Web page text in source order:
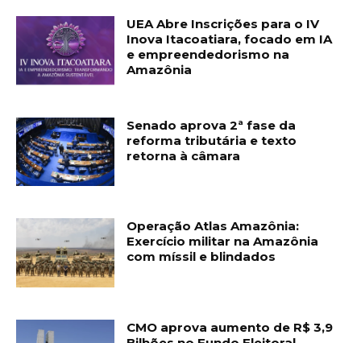
UEA Abre Inscrições para o IV
Inova Itacoatiara, focado em IA
e empreendedorismo na
Amazônia
Senado aprova 2ª fase da
reforma tributária e texto
retorna à câmara
Operação Atlas Amazônia:
Exercício militar na Amazônia
com míssil e blindados
CMO aprova aumento de R$ 3,9